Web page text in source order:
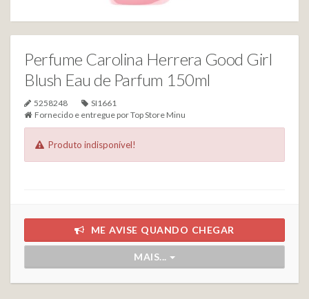
Perfume Carolina Herrera Good Girl
Blush Eau de Parfum 150ml
5258248
SI1661
Fornecido e entregue porTop Store Minu
Produto indisponível!
ME AVISE QUANDO CHEGAR
MAIS...